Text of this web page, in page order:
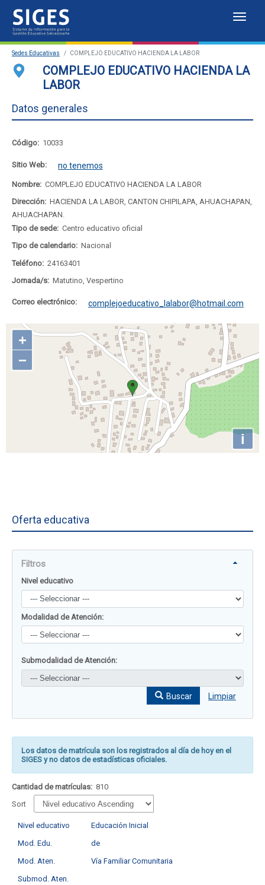
Sistema
de
Información
para
la
Gestión
Educativa
Salvadoreña
Sedes Educativas
Mapa de sedes educativas
Sedes Educativas COMPLEJO EDUCATIVO HACIENDA LA LABOR
COMPLEJO EDUCATIVO HACIENDA LA
LABOR
Datos generales
Código: 10033
Sitio Web: no tenemos
Nombre: COMPLEJO EDUCATIVO HACIENDA LA LABOR
Dirección: HACIENDA LA LABOR, CANTON CHIPILAPA, AHUACHAPAN,
AHUACHAPAN.
Tipo de sede: Centro educativo oficial
Tipo de calendario: Nacional
Teléfono: 24163401
Jornada/s: Matutino, Vespertino
Correo electrónico: complejoeducativo_lalabor@hotmail.com
Oferta educativa
Filtros
Nivel educativo
Modalidad de Atención:
Submodalidad de Atención:
Buscar Limpiar
Los datos de matrícula son los registrados al día de hoy en el
SIGES y no datos de estadísticas oficiales.
Cantidad de matrículas: 810
Sort
Nivel educativo
Educación Inicial
Mod. Edu.
de
Mod. Aten.
Vía Familiar Comunitaria
Submod. Aten.